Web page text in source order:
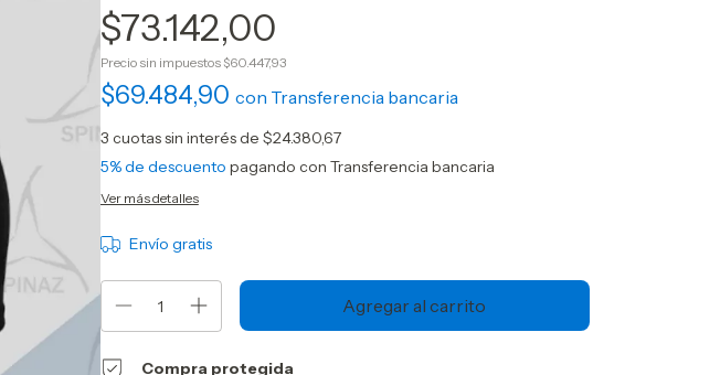
$73.142,00
Precio sin impuestos $60.447,93
$69.484,90 con Transferencia bancaria
3 cuotas sin interés de $24.380,67
5% de descuento pagando con Transferencia bancaria
Ver más detalles
Envío gratis
Compra protegida